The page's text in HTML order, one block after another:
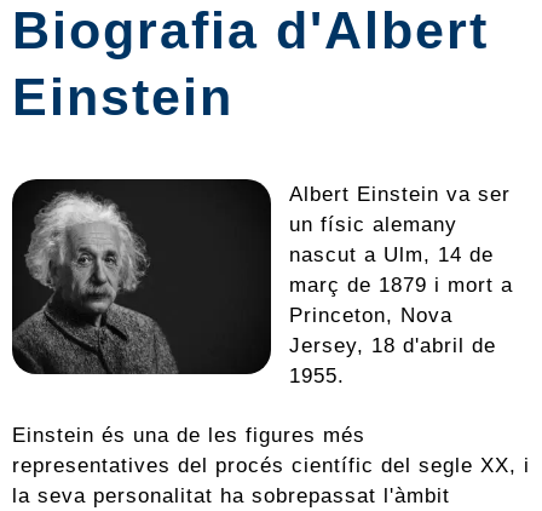
Biografia d'Albert
Einstein
Albert Einstein va ser
un físic alemany
nascut a Ulm, 14 de
març de 1879 i mort a
Princeton, Nova
Jersey, 18 d'abril de
1955.
Einstein és una de les figures més
representatives del procés científic del segle XX, i
la seva personalitat ha sobrepassat l'àmbit